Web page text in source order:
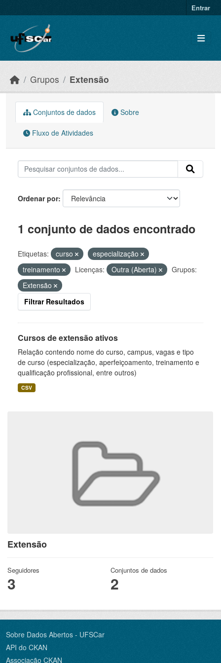
Entrar
Grupos Extensão
Extensão
Seguidores
3
Conjuntos de dados
2
Conjuntos de dados Sobre
Fluxo de Atividades
Ordenar por
1 conjunto de dados encontrado
Etiquetas: curso
especialização
treinamento
Licenças: Outra (Aberta)
Grupos:
Extensão
Filtrar Resultados
Cursos de extensão ativos
Relação contendo nome do curso, campus, vagas e tipo
de curso (especialização, aperfeiçoamento, treinamento e
qualificação profissional, entre outros)
CSV
Sobre Dados Abertos - UFSCar
API do CKAN
Associação CKAN